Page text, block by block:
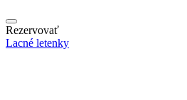
Rezervovať
Lacné letenky